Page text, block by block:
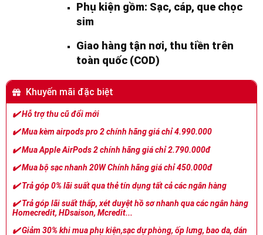
Phụ kiện gồm: Sạc, cáp, que chọc
sim
Giao hàng tận nơi, thu tiền trên
toàn quốc (COD)
Khuyến mãi đặc biệt
✔️Hỗ trợ thu cũ đổi mới
✔️Mua kèm airpods pro 2 chính hãng giá chỉ 4.990.000
✔️Mua Apple AirPods 2 chính hãng giá chỉ 2.790.000đ
✔️Mua bộ sạc nhanh 20W Chính hãng giá chỉ 450.000đ
✔️Trả góp 0% lãi suất qua thẻ tín dụng tất cả các ngân hàng
✔️Trả góp lãi suất thấp, xét duyệt hồ sơ nhanh qua các ngân hàng
Homecredit, HDsaison, Mcredit...
✔️Giảm 30% khi mua phụ kiện,sạc dự phòng, ốp lưng, bao da, dán